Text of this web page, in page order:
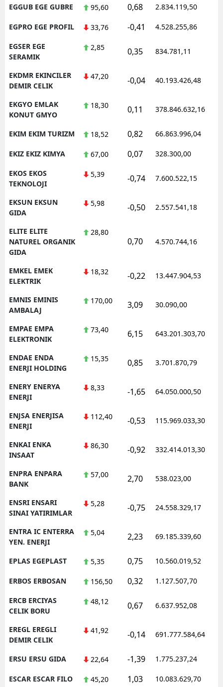
EGGUB EGE GUBRE 95,60 0,68 2.834.119,50
EGPRO EGE PROFIL 33,76 -0,41 4.528.255,86
EGSER EGE
SERAMIK
2,85 0,35 834.781,11
EKDMR EKINCILER
DEMIR CELIK
47,20 -0,04 40.193.426,48
EKGYO EMLAK
KONUT GMYO
18,30 0,11 378.846.632,16
EKIM EKIM TURIZM 18,52 0,82 66.863.996,04
EKIZ EKIZ KIMYA 67,00 0,07 328.300,00
EKOS EKOS
TEKNOLOJI
5,39 -0,74 7.600.522,15
EKSUN EKSUN
GIDA
5,98 -0,50 2.557.541,18
ELITE ELITE
NATUREL ORGANIK
GIDA
28,80
0,70 4.570.744,16
EMKEL EMEK
ELEKTRIK
18,32 -0,22 13.447.904,53
EMNIS EMINIS
AMBALAJ
170,00 3,09 30.090,00
EMPAE EMPA
ELEKTRONIK
73,40 6,15 643.201.303,70
ENDAE ENDA
ENERJI HOLDING
15,35 0,85 3.701.870,79
ENERY ENERYA
ENERJI
8,33 -1,65 64.050.000,50
ENJSA ENERJISA
ENERJI
112,40 -0,53 115.969.033,30
ENKAI ENKA
INSAAT
86,30 -0,92 332.414.013,30
ENPRA ENPARA
BANK
57,00 2,70 538.023,00
ENSRI ENSARI
SINAI YATIRIMLAR
5,28 -0,75 24.558.329,17
ENTRA IC ENTERRA
YEN. ENERJI
5,04 2,23 69.185.339,60
EPLAS EGEPLAST 5,35 0,75 10.560.019,52
ERBOS ERBOSAN 156,50 0,32 1.127.507,70
ERCB ERCIYAS
CELIK BORU
48,12 0,67 6.637.952,08
EREGL EREGLI
DEMIR CELIK
41,92 -0,14 691.777.584,64
ERSU ERSU GIDA 22,64 -1,39 1.775.237,24
ESCAR ESCAR FILO 45,20 1,03 10.083.629,70